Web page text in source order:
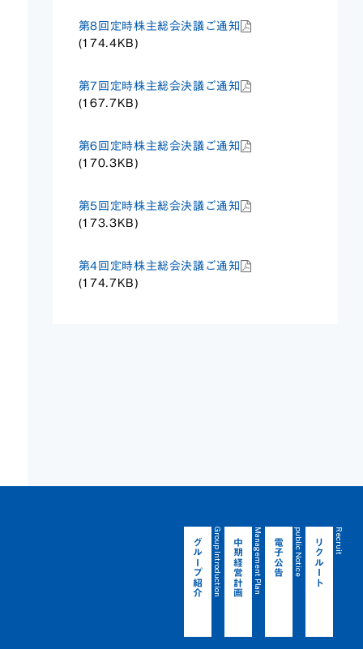
第8回定時株主総会決議ご通知
(174.4KB)
第7回定時株主総会決議ご通知
(167.7KB)
第6回定時株主総会決議ご通知
(170.3KB)
第5回定時株主総会決議ご通知
(173.3KB)
第4回定時株主総会決議ご通知
(174.7KB)
Group Introduction
グループ紹介 Management Plan
中期経営計画 public Notice
電子公告 Recruit
リクルート